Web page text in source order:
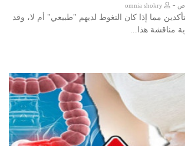
-
مما إذا كان التغوط لديهم "طبيعي" أم لا، وقد
مناقشة هذا...